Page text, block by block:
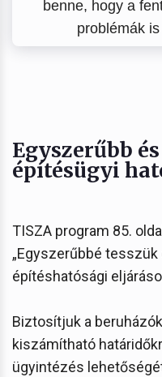
benne, hogy a
problémák
Egyszerűbb
építésügyi
TISZA program 85.
„Egyszerűbbé
építéshatósági
Biztosítjuk a
kiszámítható
ügyintézés